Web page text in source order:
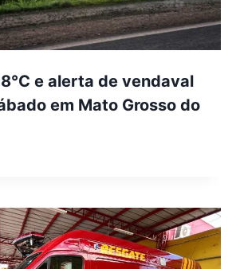
e alerta de vendaval
em Mato Grosso do